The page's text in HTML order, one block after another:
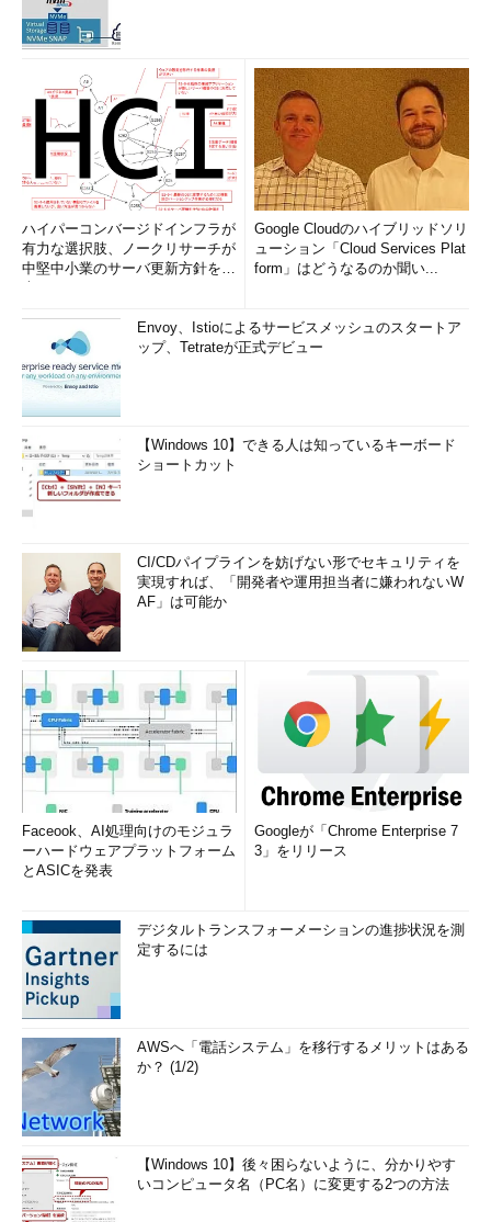
ハイパーコンバージドインフラが
有力な選択肢、ノークリサーチが
中堅中小業のサーバ更新方針を調
Google Cloudのハイブリッドソリ
ューション「Cloud Services Plat
form」はどうなるのか聞い...
Envoy、Istioによるサービスメッシュのスタートア
ップ、Tetrateが正式デビュー
【Windows 10】できる人は知っているキーボード
ショートカット
CI/CDパイプラインを妨げない形でセキュリティを
実現すれば、「開発者や運用担当者に嫌われないW
AF」は可能か
Faceook、AI処理向けのモジュラ
ーハードウェアプラットフォーム
とASICを発表
Googleが「Chrome Enterprise 7
3」をリリース
デジタルトランスフォーメーションの進捗状況を測
定するには
AWSへ「電話システム」を移行するメリットはある
か？ (1/2)
【Windows 10】後々困らないように、分かりやす
いコンピュータ名（PC名）に変更する2つの方法